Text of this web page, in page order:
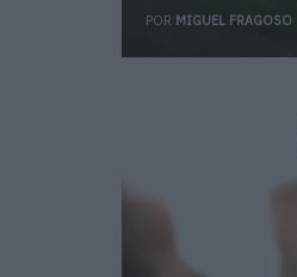
POR MIGUEL FRAGOSO